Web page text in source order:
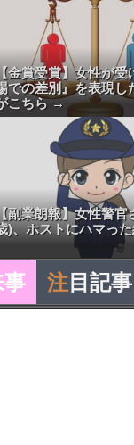
金賞受賞】女性が受
での差別』を表現し
こちら →
副業朗報】女性警官
)、ホストにハマっ
注 目記